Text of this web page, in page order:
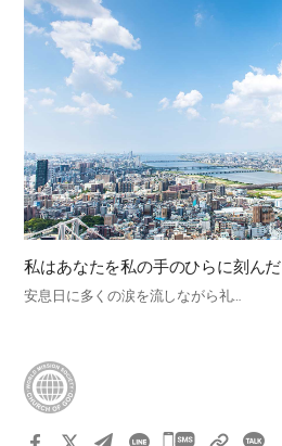
私はあなたを私の手のひらに刻んだ
安息日に多くの涙を流しながら礼…